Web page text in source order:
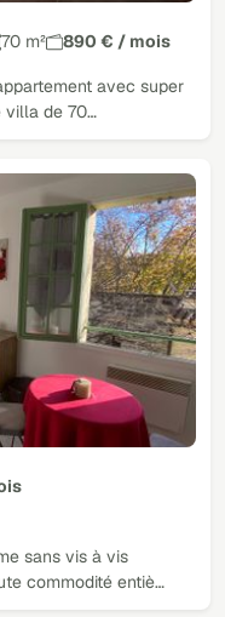
70 m² 890 € / mois
avec super
villa de 70…
sans vis à vis
commodité entiè…